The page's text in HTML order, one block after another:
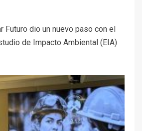
Futuro dio un nuevo paso con el
de Impacto Ambiental (EIA)
I+D
Central reporta resultados
dispares en el primer
trimestre
I+D
Informe bimensual de
Cochilco: precio del cobre